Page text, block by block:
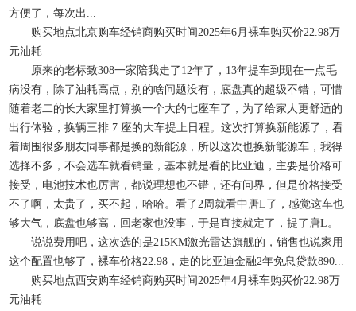
方便了，每次出...
购买地点北京购车经销商购买时间2025年6月裸车购买价22.98万
元油耗
原来的老标致308一家陪我走了12年了，13年提车到现在一点毛
病没有，除了油耗高点，别的啥问题没有，底盘真的超级不错，可惜
随着老二的长大家里打算换一个大的七座车了，为了给家人更舒适的
出行体验，换辆三排 7 座的大车提上日程。这次打算换新能源了，看
着周围很多朋友同事都是换的新能源，所以这次也换新能源车，我得
选择不多，不会选车就看销量，基本就是看的比亚迪，主要是价格可
接受，电池技术也厉害，都说理想也不错，还有问界，但是价格接受
不了啊，太贵了，买不起，哈哈。看了2周就看中唐L了，感觉这车也
够大气，底盘也够高，回老家也没事，于是直接就定了，提了唐L。
说说费用吧，这次选的是215KM激光雷达旗舰的，销售也说家用
这个配置也够了，裸车价格22.98，走的比亚迪金融2年免息贷款890...
购买地点西安购车经销商购买时间2025年4月裸车购买价22.98万
元油耗